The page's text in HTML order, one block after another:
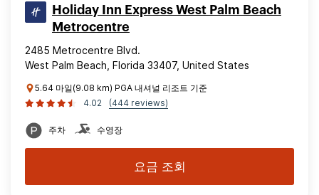
Holiday Inn Express West Palm Beach
Metrocentre
2485 Metrocentre Blvd.
West Palm Beach, Florida 33407, United States
5.64 마일(9.08 km) PGA 내셔널 리조트 기준
4.02
(444 reviews)
주차 수영장
요금 조회